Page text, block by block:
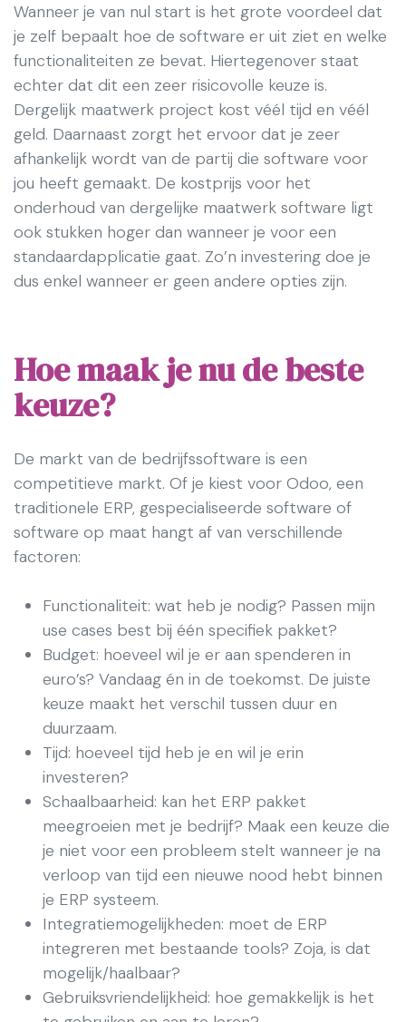
Wanneer je van nul start is het grote voordeel dat
je zelf bepaalt hoe de software er uit ziet en welke
functionaliteiten ze bevat. Hiertegenover staat
echter dat dit een zeer risicovolle keuze is.
Dergelijk maatwerk project kost véél tijd en véél
geld. Daarnaast zorgt het ervoor dat je zeer
afhankelijk wordt van de partij die software voor
jou heeft gemaakt. De kostprijs voor het
onderhoud van dergelijke maatwerk software ligt
ook stukken hoger dan wanneer je voor een
standaardapplicatie gaat. Zo’n investering doe je
dus enkel wanneer er geen andere opties zijn.
Hoe maak je nu de beste
keuze?
De markt van de bedrijfssoftware is een
competitieve markt. Of je kiest voor Odoo, een
traditionele ERP, gespecialiseerde software of
software op maat hangt af van verschillende
factoren:
Functionaliteit: wat heb je nodig? Passen mijn
use cases best bij één specifiek pakket?
Budget: hoeveel wil je er aan spenderen in
euro’s? Vandaag én in de toekomst. De juiste
keuze maakt het verschil tussen duur en
duurzaam.
Tijd: hoeveel tijd heb je en wil je erin
investeren?
Schaalbaarheid: kan het ERP pakket
meegroeien met je bedrijf? Maak een keuze die
je niet voor een probleem stelt wanneer je na
verloop van tijd een nieuwe nood hebt binnen
je ERP systeem.
Integratiemogelijkheden: moet de ERP
integreren met bestaande tools? Zoja, is dat
mogelijk/haalbaar?
Gebruiksvriendelijkheid: hoe gemakkelijk is het